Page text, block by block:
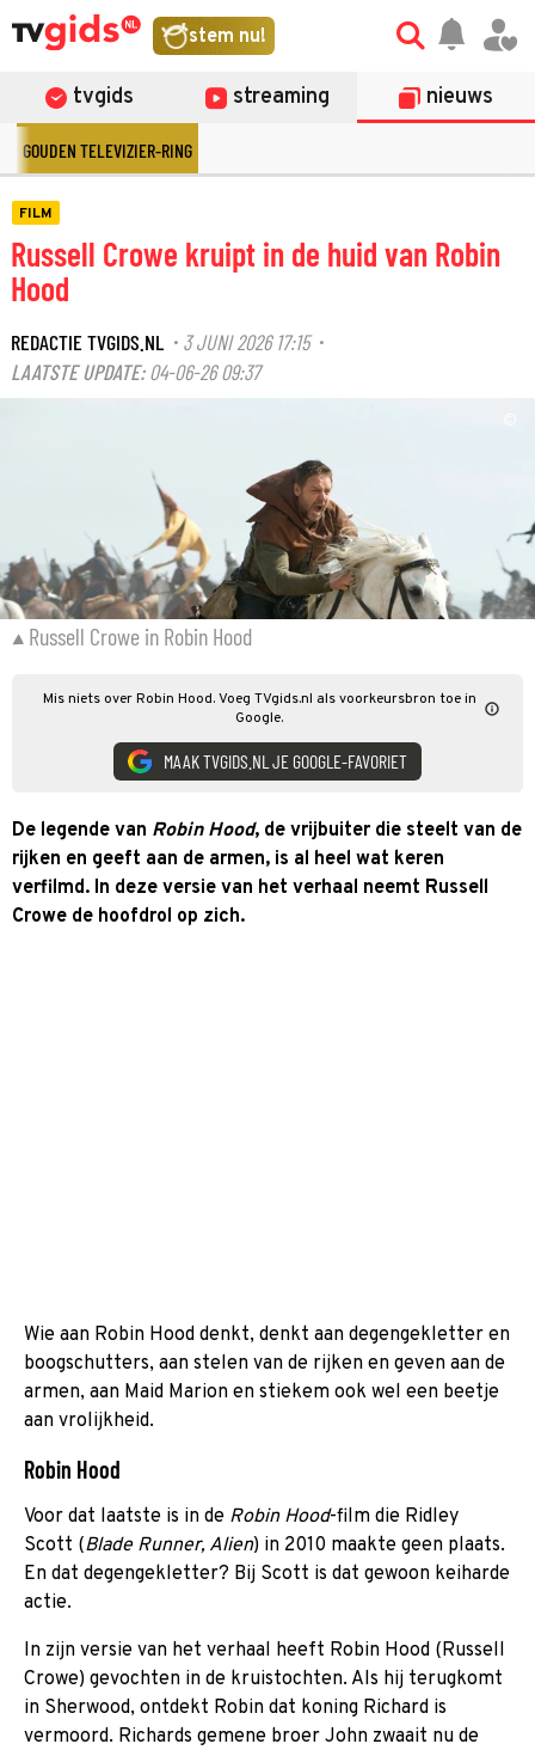
stem nu!
tvgids streaming nieuws
GOUDEN TELEVIZIER-RING
FILM
Russell Crowe kruipt in de huid van Robin
Hood
REDACTIE TVGIDS.NL· 3 JUNI 2026 17:15·
LAATSTE UPDATE: 04-06-26 09:37
©
Russell Crowe in Robin Hood
Mis niets over Robin Hood. Voeg TVgids.nl als voorkeursbron toe in
Google.
MAAK TVGIDS.NL JE GOOGLE-FAVORIET
De legende van Robin Hood, de vrijbuiter die steelt van de
rijken en geeft aan de armen, is al heel wat keren
verfilmd. In deze versie van het verhaal neemt Russell
Crowe de hoofdrol op zich.
Wie aan Robin Hood denkt, denkt aan degengekletter en
boogschutters, aan stelen van de rijken en geven aan de
armen, aan Maid Marion en stiekem ook wel een beetje
aan vrolijkheid.
Robin Hood
Voor dat laatste is in de Robin Hood-film die Ridley
Scott (Blade Runner, Alien) in 2010 maakte geen plaats.
En dat degengekletter? Bij Scott is dat gewoon keiharde
actie.
In zijn versie van het verhaal heeft Robin Hood (Russell
Crowe) gevochten in de kruistochten. Als hij terugkomt
in Sherwood, ontdekt Robin dat koning Richard is
vermoord. Richards gemene broer John zwaait nu de